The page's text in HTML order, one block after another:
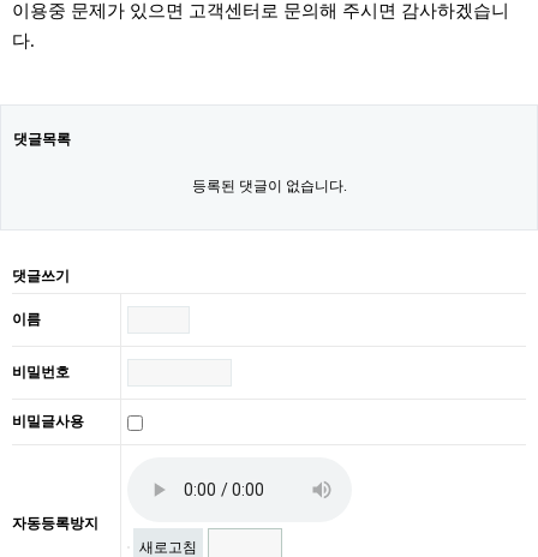
이용중 문제가 있으면 고객센터로 문의해 주시면 감사하겠습니
다.
댓글목록
등록된 댓글이 없습니다.
댓글쓰기
이름
비밀번호
비밀글사용
자동등록방지
새로고침